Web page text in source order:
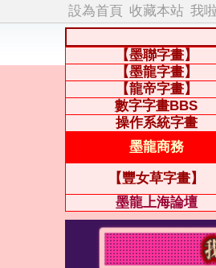
設為首頁 收藏本站 我
【墨聯字畫】
【墨龍字畫】
【龍帝字畫】
數字字畫BBS
操作系統字畫
墨龍商務
【豐女草字畫】
墨龍上海論壇